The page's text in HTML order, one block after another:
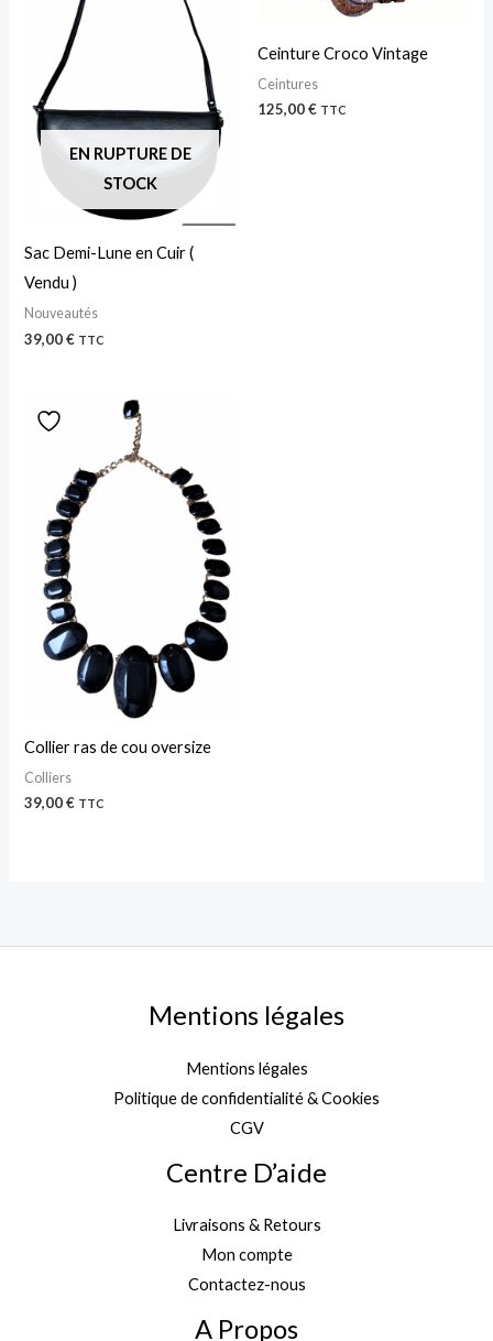
EN RUPTURE DE
STOCK
Sac Demi-Lune en Cuir (
Vendu )
Nouveautés
39,00€ TTC
Ceinture Croco Vintage
Ceintures
125,00€ TTC
Collier ras de cou oversize
Colliers
39,00€ TTC
Mentions légales
Mentions légales
Politique de confidentialité & Cookies
CGV
Centre D’aide
Livraisons & Retours
Mon compte
Contactez-nous
A Propos